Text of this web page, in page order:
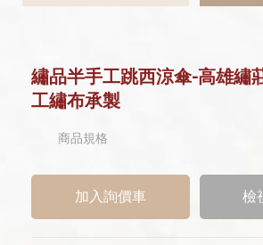
繡品半手工跳西涼傘-高雄繡
工繡布承製
商品規格
檢